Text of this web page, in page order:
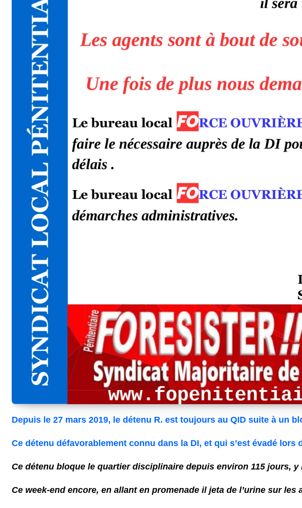
Depuis le 27 mars 2019, le détenu R. est toujours au QID suite à un
Ce détenu défavorablement connu dans la DI, et qui s’est évadé
Ce détenu bloque le quartier disciplinaire depuis environ 115 jours,
Ce week-end encore, en allant en promenade il jeta de l’urine sur